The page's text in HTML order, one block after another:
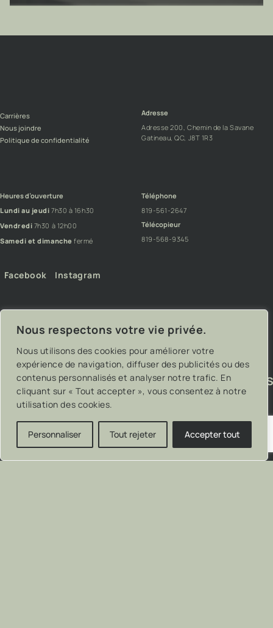
Nous respectons votre vie privée.
Nous utilisons des cookies pour améliorer votre
expérience de navigation, diffuser des publicités ou des
contenus personnalisés et analyser notre trafic. En
cliquant sur « Tout accepter », vous consentez à notre
utilisation des cookies.
Personnaliser Tout rejeter Accepter tout
Carrières
Nous joindre
Politique de confidentialité
Adresse
Adresse 200, Chemin de la Savane
Gatineau, QC, J8T 1R3
Heures d’ouverture
Lundi au jeudi 7h30 à 16h30
Vendredi 7h30 à 12h00
Samedi et dimanche fermé
Téléphone
819-561-2647
Télécopieur
819-568-9345
Facebook Instagram